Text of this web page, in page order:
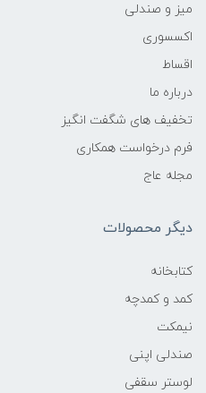
میز و صندلی
اکسسوری
اقساط
درباره ما
تخفیف های شگفت انگیز
فرم درخواست همکاری
مجله عاج
دیگر محصولات
کتابخانه
کمد و کمدچه
نیمکت
صندلی اپنی
لوستر سقفی